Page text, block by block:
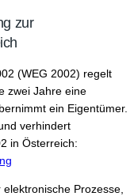
zur
(WEG 2002) regelt
zwei Jahre eine
ein Eigentümer.
verhindert
in Österreich:
Prozesse,